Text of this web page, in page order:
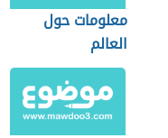
معلومات حول
العالم